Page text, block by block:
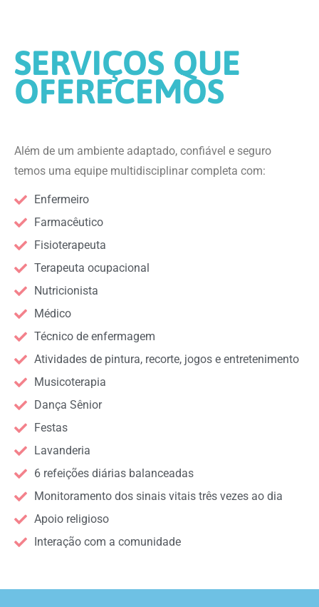
SERVIÇOS QUE
OFERECEMOS
Além de um ambiente adaptado, confiável e seguro
temos uma equipe multidisciplinar completa com:
Enfermeiro
Farmacêutico
Fisioterapeuta
Terapeuta ocupacional
Nutricionista
Médico
Técnico de enfermagem
Atividades de pintura, recorte, jogos e entretenimento
Musicoterapia
Dança Sênior
Festas
Lavanderia
6 refeições diárias balanceadas
Monitoramento dos sinais vitais três vezes ao dia
Apoio religioso
Interação com a comunidade